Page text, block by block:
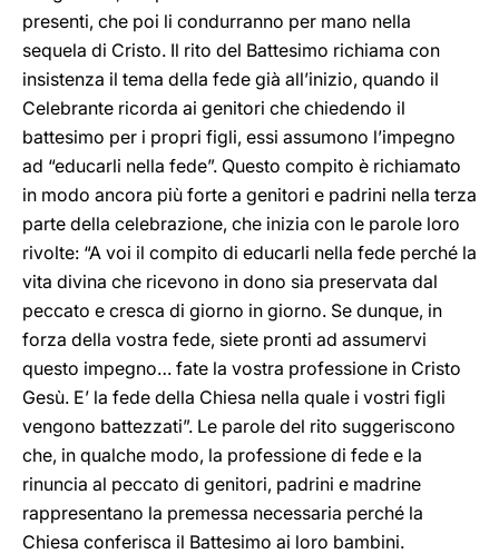
presenti, che poi li condurranno per mano nella
sequela di Cristo. Il rito del Battesimo richiama con
insistenza il tema della fede già all’inizio, quando il
Celebrante ricorda ai genitori che chiedendo il
battesimo per i propri figli, essi assumono l’impegno
ad “educarli nella fede”. Questo compito è richiamato
in modo ancora più forte a genitori e padrini nella terza
parte della celebrazione, che inizia con le parole loro
rivolte: “A voi il compito di educarli nella fede perché la
vita divina che ricevono in dono sia preservata dal
peccato e cresca di giorno in giorno. Se dunque, in
forza della vostra fede, siete pronti ad assumervi
questo impegno… fate la vostra professione in Cristo
Gesù. E’ la fede della Chiesa nella quale i vostri figli
vengono battezzati”. Le parole del rito suggeriscono
che, in qualche modo, la professione di fede e la
rinuncia al peccato di genitori, padrini e madrine
rappresentano la premessa necessaria perché la
Chiesa conferisca il Battesimo ai loro bambini.